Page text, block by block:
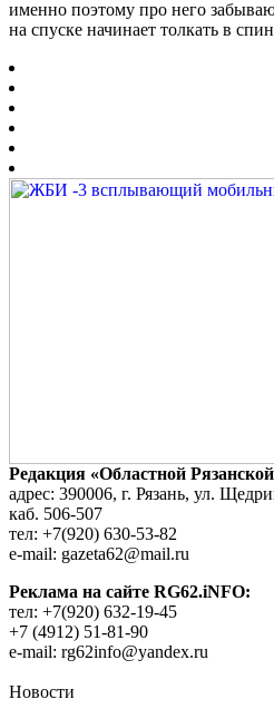
именно поэтому про него
на спуске начинает толкать в
Редакция «Областной
адрес: 390006, г. Рязань, ул.
каб. 506-507
тел: +7(920) 630-53-82
e-mail: gazeta62@mail.ru
Реклама на сайте RG62.iNFO:
тел: +7(920) 632-19-45
+7 (4912) 51-81-90
e-mail: rg62info@yandex.ru
Новости